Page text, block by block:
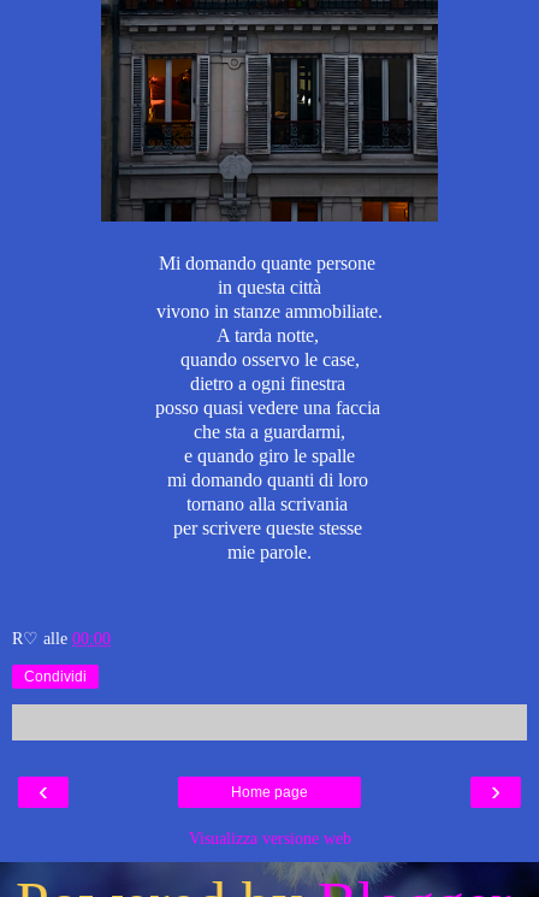
Mi domando quante persone
in questa città
vivono in stanze ammobiliate.
A tarda notte,
quando osservo le case,
dietro a ogni finestra
posso quasi vedere una faccia
che sta a guardarmi,
e quando giro le spalle
mi domando quanti di loro
tornano alla scrivania
per scrivere queste stesse
mie parole.
R♡ alle 00:00
Condividi
‹ ›
Home page
Visualizza versione web